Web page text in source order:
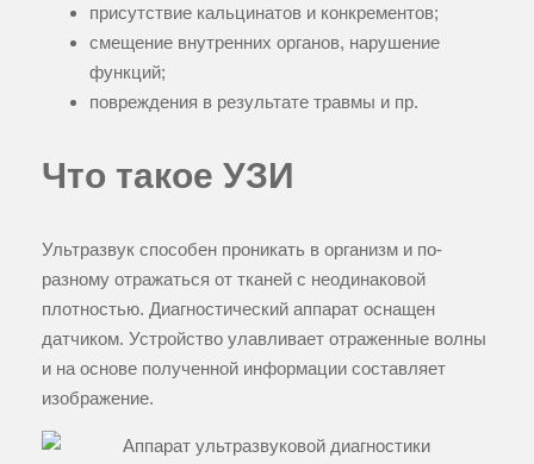
присутствие кальцинатов и конкрементов;
смещение внутренних органов, нарушение
функций;
повреждения в результате травмы и пр.
Что такое УЗИ
Ультразвук способен проникать в организм и по-
разному отражаться от тканей с неодинаковой
плотностью. Диагностический аппарат оснащен
датчиком. Устройство улавливает отраженные волны
и на основе полученной информации составляет
изображение.